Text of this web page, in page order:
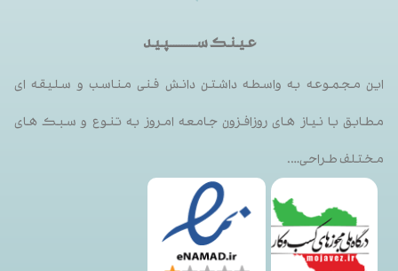
عینک ســـــــــپید
این مجموعه به واسطه داشتن دانش فنی مناسب و سلیقه ای
مطابق با نیاز های روزافزون جامعه امروز به تنوع و سبک های
مختلف طراحی….